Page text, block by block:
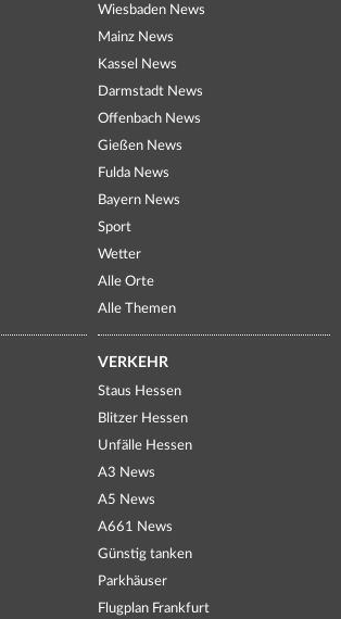
Wiesbaden News
Mainz News
Kassel News
Darmstadt News
Offenbach News
Gießen News
Fulda News
Bayern News
Sport
Wetter
Alle Orte
Alle Themen
VERKEHR
Staus Hessen
Blitzer Hessen
Unfälle Hessen
A3 News
A5 News
A661 News
Günstig tanken
Parkhäuser
Flugplan Frankfurt